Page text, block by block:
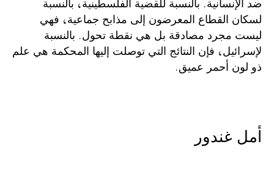
ﻟﺴﻜﺎﻥ ﺍﻟﻘﻄﺎﻉ ﺍﻟﻤﻌﺮﺿﻮﻥ ﺇﻟﻰ ﻣﺬﺍﺑﺢ ﺟﻤﺎﻋﻴﺔ، ﻓﻬﻲ
ﻟﻴﺴﺖ ﻣﺠﺮﺩ ﻣﺼﺎﺩﻗﺔ ﺑﻞ ﻫﻲ ﻧﻘﻄﺔ ﺗﺤﻮﻝ. ﺑﺎﻟﻨﺴﺒﺔ
ﻹﺳﺮﺍﺋﻴﻞ، ﻓﺈﻥ ﺍﻟﻨﺘﺎﺋﺞ ﺍﻟﺘﻲ ﺗﻮﺻﻠﺖ ﺇﻟﻴﻬﺎ ﺍﻟﻤﺤﻜﻤﺔ ﻫﻲ ﻋﻠﻢ
ﺫﻭ ﻟﻮﻥ ﺃﺣﻤﺮ ﻋﻤﻴﻖ.
‫ﺃﻣﻞ ﻏﻨﺪﻭﺭ